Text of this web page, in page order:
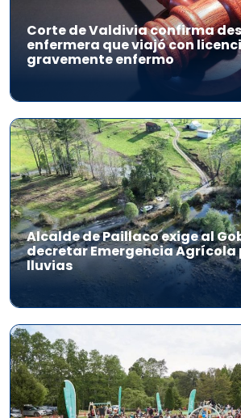
Corte de Valdivia confirma
enfermera que viajó con
gravemente enfermo
Alcalde de Paillaco exige al
decretar Emergencia Agrícola
lluvias